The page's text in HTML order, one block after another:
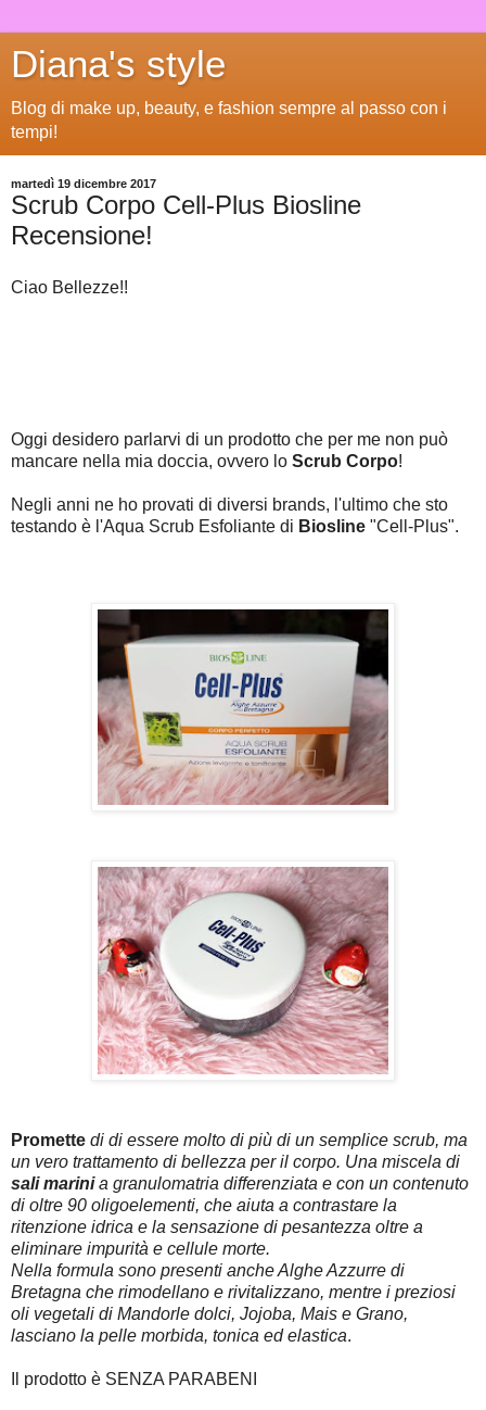
Diana's style
Blog di make up, beauty, e fashion sempre al passo con i
tempi!
martedì 19 dicembre 2017
Scrub Corpo Cell-Plus Biosline
Recensione!
Ciao Bellezze!!
Oggi desidero parlarvi di un prodotto che per me non può
mancare nella mia doccia, ovvero lo Scrub Corpo!
Negli anni ne ho provati di diversi brands, l'ultimo che sto
testando è l'Aqua Scrub Esfoliante di Biosline "Cell-Plus".
Promette di di essere molto di più di un semplice scrub, ma
un vero trattamento di bellezza per il corpo. Una miscela di
sali marinia granulomatria differenziata e con un contenuto
di oltre 90 oligoelementi, che aiuta a contrastare la
ritenzione idrica e la sensazione di pesantezza oltre a
eliminare impurità e cellule morte.
Nella formula sono presenti anche Alghe Azzurre di
Bretagna che rimodellano e rivitalizzano, mentre i preziosi
oli vegetali di Mandorle dolci, Jojoba, Mais e Grano,
lasciano la pelle morbida, tonica ed elastica.
Il prodotto è SENZA PARABENI